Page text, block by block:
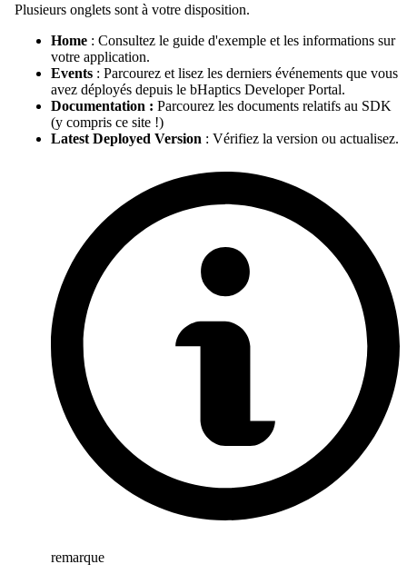
Plusieurs onglets sont à votre disposition.
Home : Consultez le guide d'exemple et les informations sur
votre application.
Events : Parcourez et lisez les derniers événements que vous
avez déployés depuis le bHaptics Developer Portal.
Documentation : Parcourez les documents relatifs au SDK
(y compris ce site !)
Latest Deployed Version : Vérifiez la version ou actualisez.
remarque